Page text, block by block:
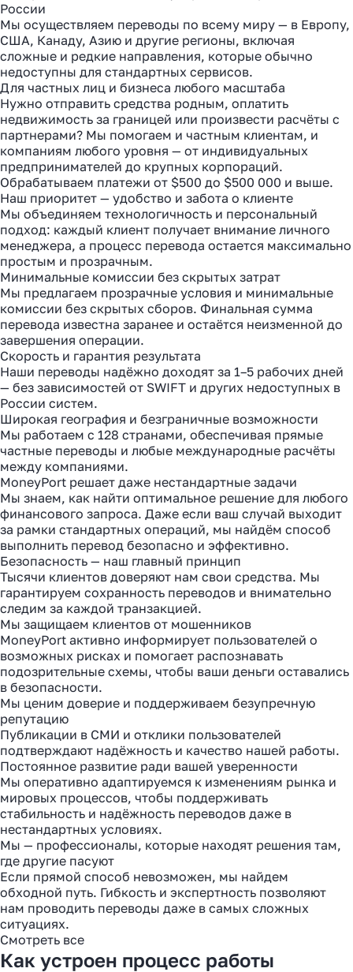
России
Мы осуществляем переводы по всему миру — в Европу,
США, Канаду, Азию и другие регионы, включая
сложные и редкие направления, которые обычно
недоступны для стандартных сервисов.
Для частных лиц и бизнеса любого масштаба
Нужно отправить средства родным, оплатить
недвижимость за границей или произвести расчёты с
партнерами? Мы помогаем и частным клиентам, и
компаниям любого уровня — от индивидуальных
предпринимателей до крупных корпораций.
Обрабатываем платежи от $500 до $500 000 и выше.
Наш приоритет — удобство и забота о клиенте
Мы объединяем технологичность и персональный
подход: каждый клиент получает внимание личного
менеджера, а процесс перевода остается максимально
простым и прозрачным.
Минимальные комиссии без скрытых затрат
Мы предлагаем прозрачные условия и минимальные
комиссии без скрытых сборов. Финальная сумма
перевода известна заранее и остаётся неизменной до
завершения операции.
Скорость и гарантия результата
Наши переводы надёжно доходят за 1–5 рабочих дней
— без зависимостей от SWIFT и других недоступных в
России систем.
Широкая география и безграничные возможности
Мы работаем с 128 странами, обеспечивая прямые
частные переводы и любые международные расчёты
между компаниями.
MoneyPort решает даже нестандартные задачи
Мы знаем, как найти оптимальное решение для любого
финансового запроса. Даже если ваш случай выходит
за рамки стандартных операций, мы найдём способ
выполнить перевод безопасно и эффективно.
Безопасность — наш главный принцип
Тысячи клиентов доверяют нам свои средства. Мы
гарантируем сохранность переводов и внимательно
следим за каждой транзакцией.
Мы защищаем клиентов от мошенников
MoneyPort активно информирует пользователей о
возможных рисках и помогает распознавать
подозрительные схемы, чтобы ваши деньги оставались
в безопасности.
Мы ценим доверие и поддерживаем безупречную
репутацию
Публикации в СМИ и отклики пользователей
подтверждают надёжность и качество нашей работы.
Постоянное развитие ради вашей уверенности
Мы оперативно адаптируемся к изменениям рынка и
мировых процессов, чтобы поддерживать
стабильность и надёжность переводов даже в
нестандартных условиях.
Мы — профессионалы, которые находят решения там,
где другие пасуют
Если прямой способ невозможен, мы найдем
обходной путь. Гибкость и экспертность позволяют
нам проводить переводы даже в самых сложных
ситуациях.
Смотреть все
Как устроен процесс работы